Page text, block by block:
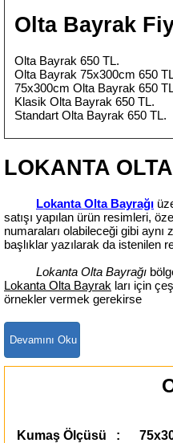
Olta Bayrak
Olta Bayrak 650 TL.
Olta Bayrak 75x300cm 650
75x300cm Olta Bayrak 650
Klasik Olta Bayrak 650 TL.
Standart Olta Bayrak 650 TL.
LOKANTA
Lokanta Olta Bayrağı
satışı yapılan ürün resimleri,
numaraları olabileceği gibi
başlıklar yazılarak da istenilen
Lokanta Olta Bayrağı
Lokanta Olta Bayrak ları için
örnekler vermek gerekirse
Kumaş Ölçüsü :